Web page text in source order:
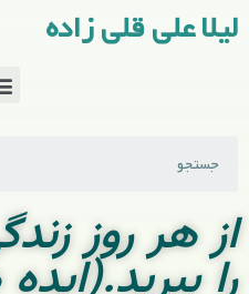
لیلا علی قلی زاده
از هر روز